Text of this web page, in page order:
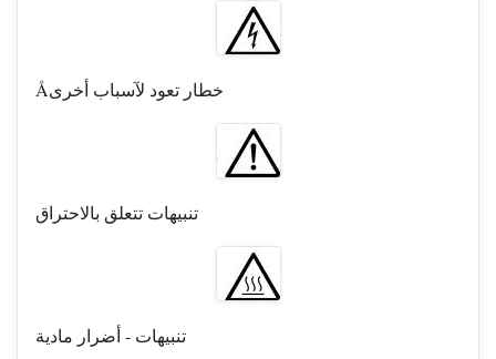
Åخطار تعود لآسباب أخرى
تنبيهات تتعلق بالاحتراق
تنبيهات - أضرار مادية